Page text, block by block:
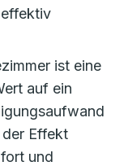
ist eine
auf ein
Effekt
und